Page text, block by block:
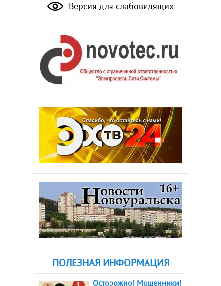
Версия для слабовидящих
ПОЛЕЗНАЯ ИНФОРМАЦИЯ
Осторожно! Мошенники!